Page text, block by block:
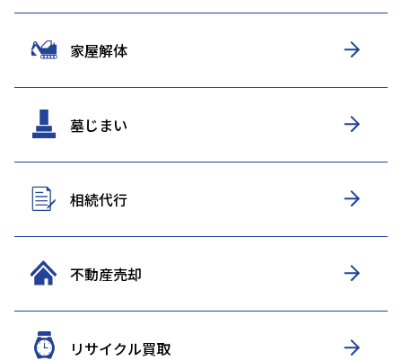
家屋解体
墓じまい
相続代行
不動産売却
リサイクル買取